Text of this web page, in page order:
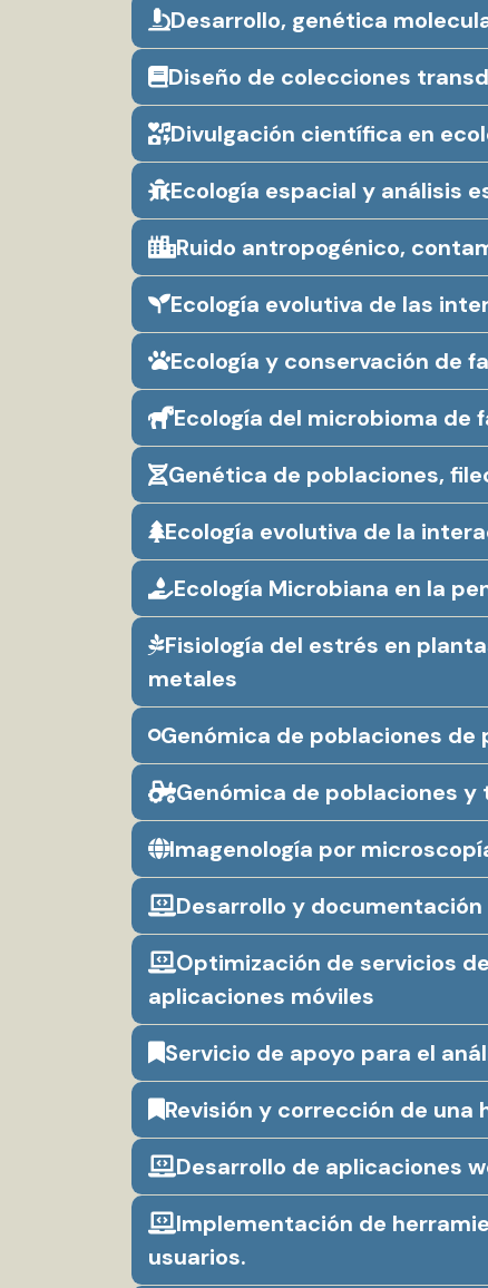
Desarrollo, genética
Diseño de colecciones
Divulgación científica en
Ecología espacial y análisis
Ruido antropogénico,
Ecología evolutiva de las
Ecología y conservación de
Ecología del microbioma de
Genética de poblaciones,
Ecología evolutiva de la
Ecología Microbiana en la
Fisiología del estrés en
metales
Genómica de poblaciones de
Genómica de poblaciones
Imagenología por
Desarrollo y
Optimización de servicios
aplicaciones móviles
Servicio de apoyo para el
Revisión y corrección de
Desarrollo de aplicaciones
Implementación de
usuarios.